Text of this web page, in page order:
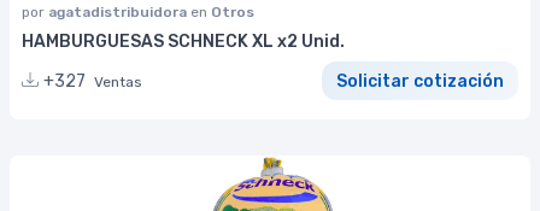
por agatadistribuidora en Otros
HAMBURGUESAS SCHNECK XL x2 Unid.
+327 Ventas Solicitar cotización